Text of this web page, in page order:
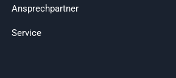
Ansprechpartner
Service